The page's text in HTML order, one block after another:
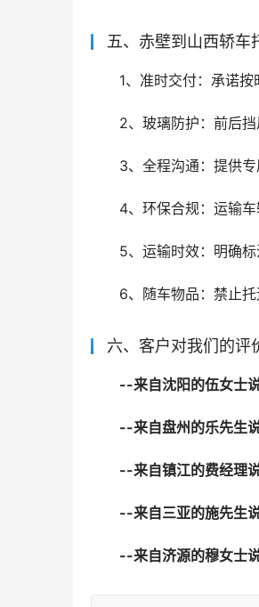
五、赤壁到山西轿车
1、准时交付：承诺按
2、玻璃防护：前后
3、全程沟通：提供
4、环保合规：运输
5、运输时效：明确
6、随车物品：禁止
六、客户对我们的评
--来自沈阳的伍女士说
--来自盘州的乐先生说
--来自镇江的费经理说
--来自三亚的施先生说
--来自济源的穆女士说